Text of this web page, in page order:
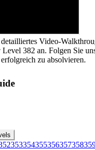
detailliertes Video-
382 an. Folgen Sie
zu absolvieren.
353354355356357358